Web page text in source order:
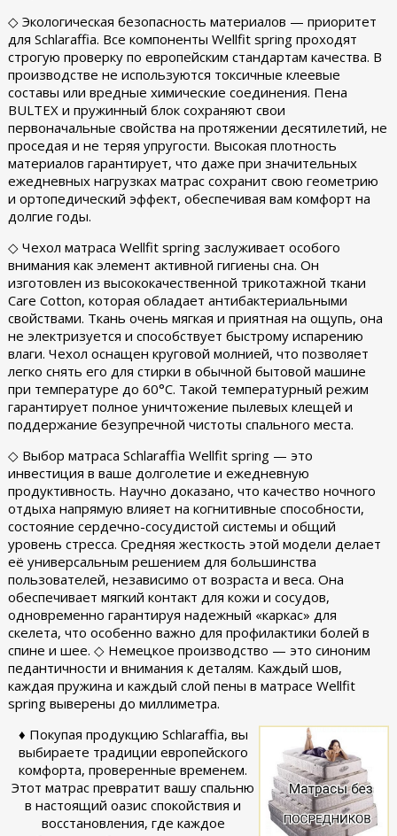
◇ Экологическая безопасность материалов — приоритет
для Schlaraffia. Все компоненты Wellfit spring проходят
строгую проверку по европейским стандартам качества. В
производстве не используются токсичные клеевые
составы или вредные химические соединения. Пена
BULTEX и пружинный блок сохраняют свои
первоначальные свойства на протяжении десятилетий, не
проседая и не теряя упругости. Высокая плотность
материалов гарантирует, что даже при значительных
ежедневных нагрузках матрас сохранит свою геометрию
и ортопедический эффект, обеспечивая вам комфорт на
долгие годы.
◇ Чехол матраса Wellfit spring заслуживает особого
внимания как элемент активной гигиены сна. Он
изготовлен из высококачественной трикотажной ткани
Care Cotton, которая обладает антибактериальными
свойствами. Ткань очень мягкая и приятная на ощупь, она
не электризуется и способствует быстрому испарению
влаги. Чехол оснащен круговой молнией, что позволяет
легко снять его для стирки в обычной бытовой машине
при температуре до 60°C. Такой температурный режим
гарантирует полное уничтожение пылевых клещей и
поддержание безупречной чистоты спального места.
◇ Выбор матраса Schlaraffia Wellfit spring — это
инвестиция в ваше долголетие и ежедневную
продуктивность. Научно доказано, что качество ночного
отдыха напрямую влияет на когнитивные способности,
состояние сердечно-сосудистой системы и общий
уровень стресса. Средняя жесткость этой модели делает
её универсальным решением для большинства
пользователей, независимо от возраста и веса. Она
обеспечивает мягкий контакт для кожи и сосудов,
одновременно гарантируя надежный «каркас» для
скелета, что особенно важно для профилактики болей в
спине и шее. ◇ Немецкое производство — это синоним
педантичности и внимания к деталям. Каждый шов,
каждая пружина и каждый слой пены в матрасе Wellfit
spring выверены до миллиметра.
♦ Покупая продукцию Schlaraffia, вы
выбираете традиции европейского
комфорта, проверенные временем.
Этот матрас превратит вашу спальню
в настоящий оазис спокойствия и
восстановления, где каждое